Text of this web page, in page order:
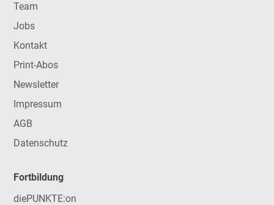
Team
Jobs
Kontakt
Print-Abos
Newsletter
Impressum
AGB
Datenschutz
Fortbildung
diePUNKTE:on